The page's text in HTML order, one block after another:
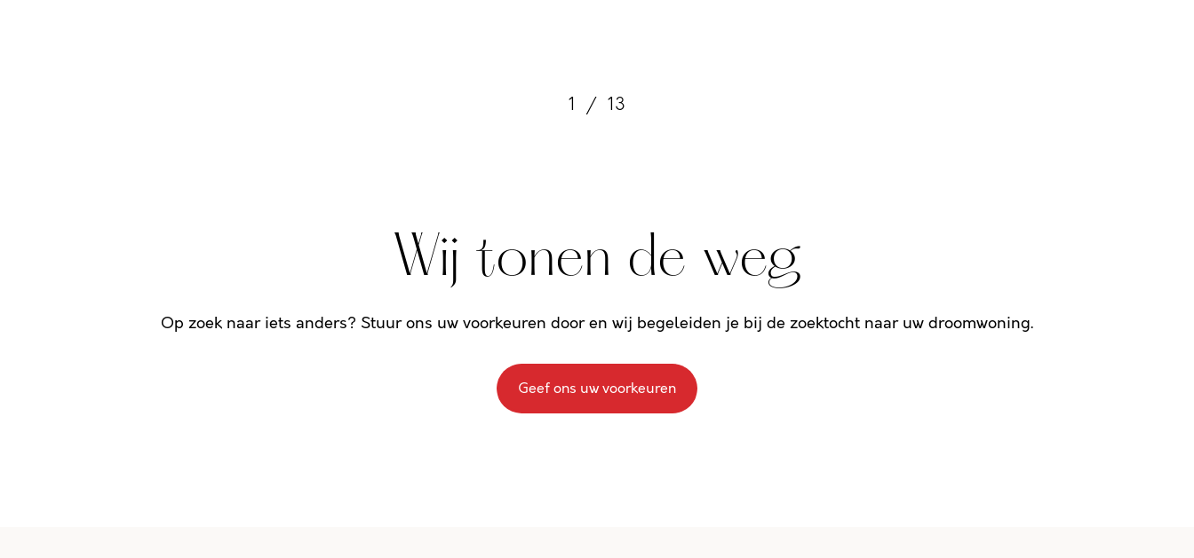
1 / 13
Wij tonen de weg
Op zoek naar iets anders? Stuur ons uw voorkeuren door en wij begeleiden je bij de zoektocht naar uw droomwoning.
Geef ons uw voorkeuren